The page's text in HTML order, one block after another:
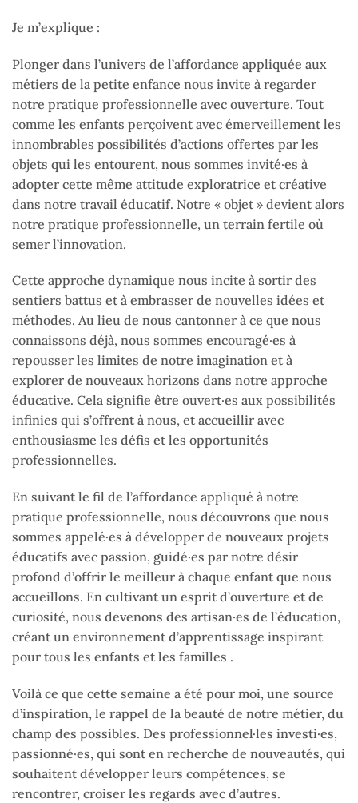
Je m’explique :
Plonger dans l’univers de l’affordance appliquée aux
métiers de la petite enfance nous invite à regarder
notre pratique professionnelle avec ouverture. Tout
comme les enfants perçoivent avec émerveillement les
innombrables possibilités d’actions offertes par les
objets qui les entourent, nous sommes invité·es à
adopter cette même attitude exploratrice et créative
dans notre travail éducatif. Notre « objet » devient alors
notre pratique professionnelle, un terrain fertile où
semer l’innovation.
Cette approche dynamique nous incite à sortir des
sentiers battus et à embrasser de nouvelles idées et
méthodes. Au lieu de nous cantonner à ce que nous
connaissons déjà, nous sommes encouragé·es à
repousser les limites de notre imagination et à
explorer de nouveaux horizons dans notre approche
éducative. Cela signifie être ouvert·es aux possibilités
infinies qui s’offrent à nous, et accueillir avec
enthousiasme les défis et les opportunités
professionnelles.
En suivant le fil de l’affordance appliqué à notre
pratique professionnelle, nous découvrons que nous
sommes appelé·es à développer de nouveaux projets
éducatifs avec passion, guidé·es par notre désir
profond d’offrir le meilleur à chaque enfant que nous
accueillons. En cultivant un esprit d’ouverture et de
curiosité, nous devenons des artisan·es de l’éducation,
créant un environnement d’apprentissage inspirant
pour tous les enfants et les familles .
Voilà ce que cette semaine a été pour moi, une source
d’inspiration, le rappel de la beauté de notre métier, du
champ des possibles. Des professionnel·les investi·es,
passionné·es, qui sont en recherche de nouveautés, qui
souhaitent développer leurs compétences, se
rencontrer, croiser les regards avec d’autres.